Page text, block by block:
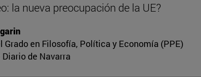
la nueva preocupación de la UE?
Grado en Filosofía, Política y Economía (PPE)
Diario de Navarra